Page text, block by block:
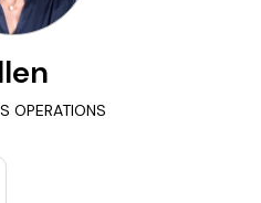
OPERATIONS